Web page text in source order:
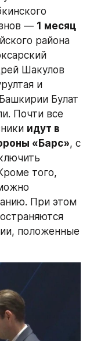
— 1 месяц
района
Шакулов
и
Булат
Почти все
идут в
«Барс», с
того,
При этом
положенные